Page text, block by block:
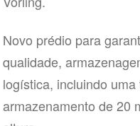
Novo prédio para
qualidade,
logística, incluindo uma
armazenamento de 20